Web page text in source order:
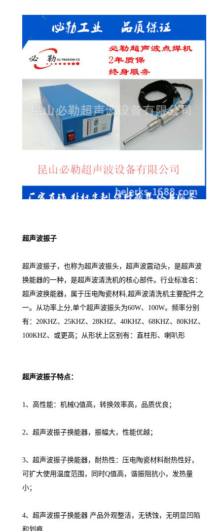
超声波振子
超声波振子，也称为超声波振头，超声波震动头，是超声波
换能器的一种，是超声波清洗机的核心部件。行业标准名：
超声波换能器，属于压电陶瓷材料,超声波清洗机主要配件之
一。从功率上分,单个超声波振头为60W、100W。频率分别
有：20KHZ、25KHZ、28KHZ、40KHZ、68KHZ、80KHZ、
100KHZ、或更高；从形状上区别有：直柱形、喇叭形
超声波振子特点：
1、高性能：机械Q值高，转换效率高，品质优良；
2、超声波振子换能器，振幅大，性能优越；
3、超声波振子换能器，耐热性：压电陶瓷材料耐热性好，
可扩大使用温度范围，同时Q值高，谐振阻抗小，发热量
小；
4、超声波振子换能器 产品外观整洁，无锈蚀，无明显凹陷
和划痕